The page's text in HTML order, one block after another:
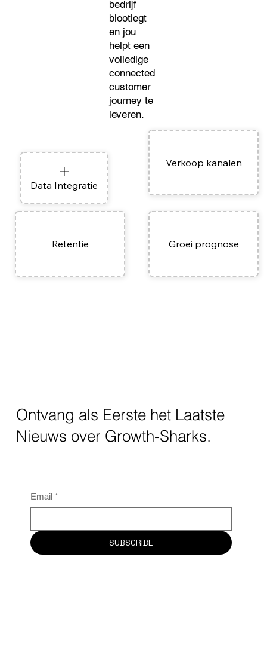
bedrijf
blootlegt
en jou
helpt een
volledige
connected
customer
journey te
leveren.
Data Integratie
Verkoop kanalen
Retentie Groei prognose
Ontvang als Eerste het Laatste
Nieuws over Growth-Sharks.
Email *
SUBSCRIBE